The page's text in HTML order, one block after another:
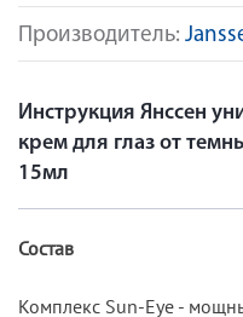
Производитель:
Инструкция Янссен
крем для глаз от
15мл
Состав
Комплекс Sun-Eye -